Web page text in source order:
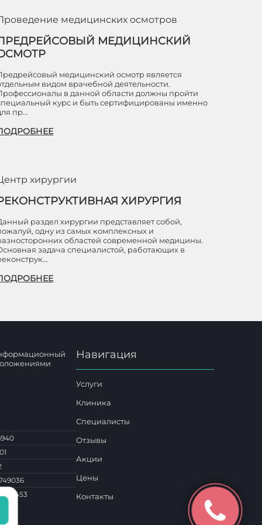
медицинских осмотров
МЕДИЦИНСКИЙ
медицинский осмотр является
видом врачебной деятельности.
в данной области должны пройти
курс и быть сертифицированы именно
пр…
хирургии
ХИРУРГИЯ
раздел хирургии представляет собой,
одну из самых комплексных и
областей современной медицины.
задача специалистой, работающих в
014453
Навигация
Услуги
Клиника
Специалисты
Отзывы
Акции
Цены
Контакты